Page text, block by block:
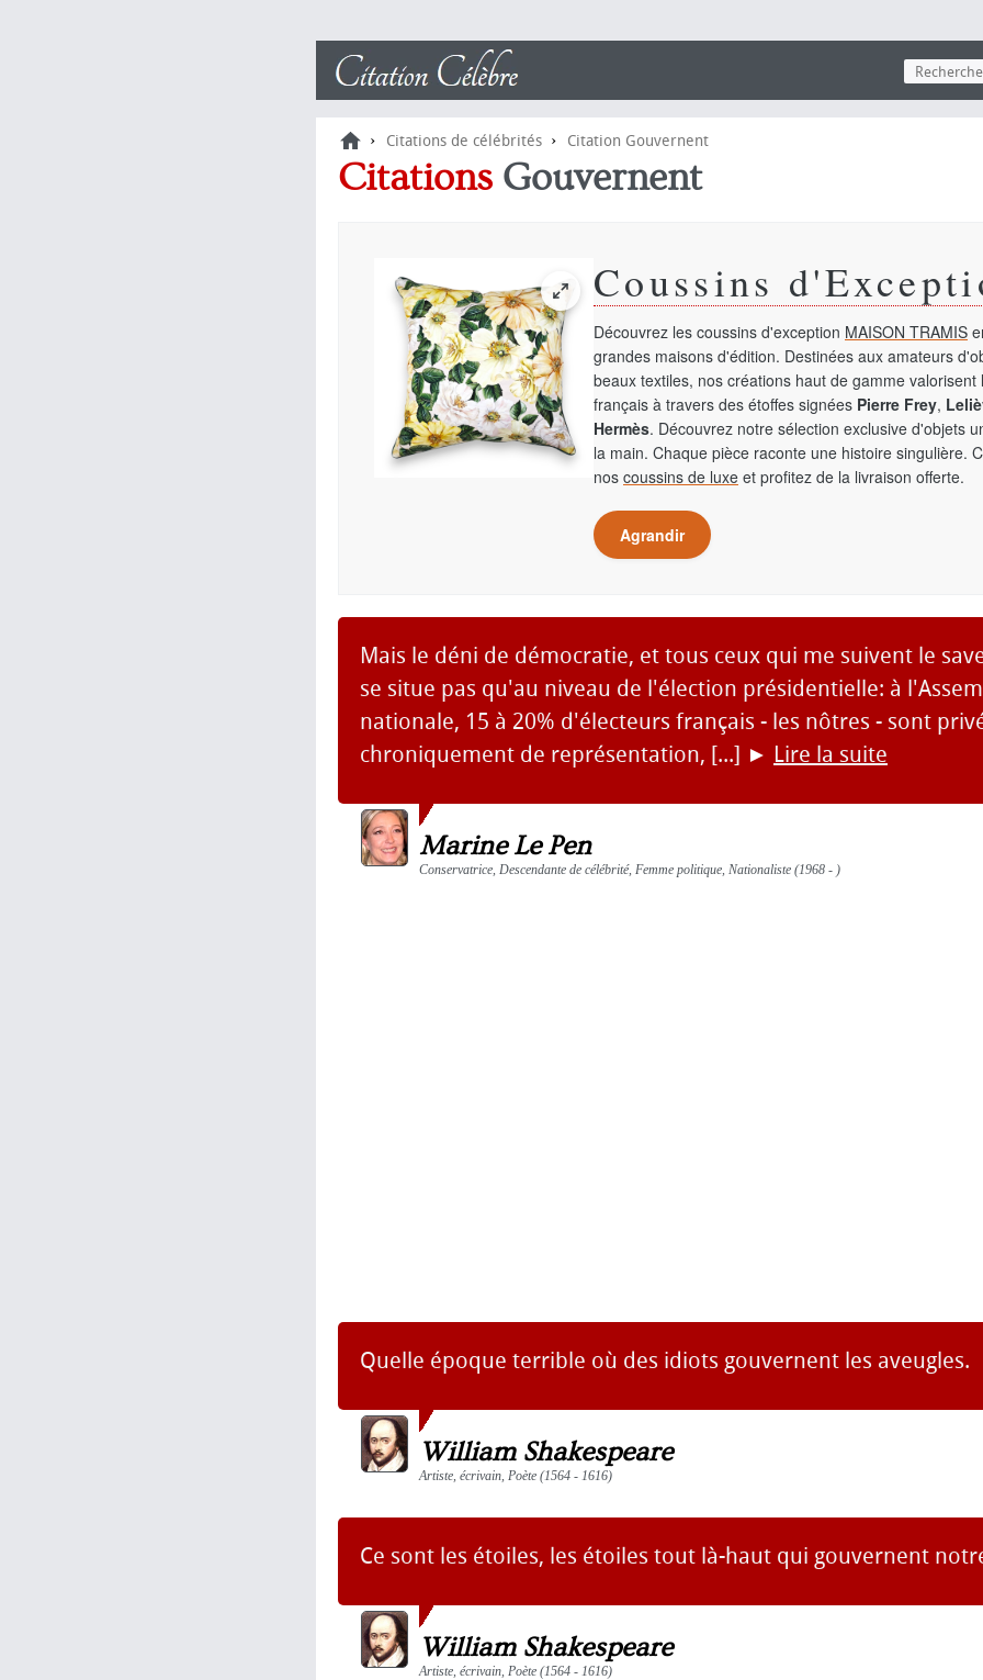
› Citations de célébrités › Citation Gouvernent
Citations Gouvernent
Coussins
Découvrez les coussins d'exception MAISON TRAMIS
grandes maisons d'édition. Destinées aux amateurs
beaux textiles, nos créations haut de gamme valorisent
français à travers des étoffes signées Pierre Frey,
Hermès. Découvrez notre sélection exclusive d'objets
la main. Chaque pièce raconte une histoire singulière.
nos coussins de luxe et profitez de la livraison offerte.
Agrandir
Mais le déni de démocratie, et tous ceux qui me suivent le
se situe pas qu'au niveau de l'élection présidentielle: à
nationale, 15 à 20% d'électeurs français - les nôtres - sont
chroniquement de représentation, [...] ► Lire la suite
Marine Le Pen
Conservatrice, Descendante de célébrité, Femme politique, Nationaliste (1968 - )
Quelle époque terrible où des idiots gouvernent les aveugles.
William Shakespeare
Artiste, écrivain, Poète (1564 - 1616)
Ce sont les étoiles, les étoiles tout là-haut qui gouvernent
William Shakespeare
Artiste, écrivain, Poète (1564 - 1616)